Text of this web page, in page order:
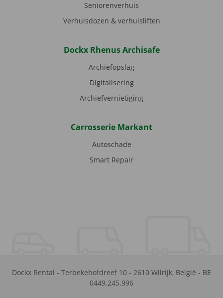
Seniorenverhuis
Verhuisdozen & verhuisliften
Dockx Rhenus Archisafe
Archiefopslag
Digitalisering
Archiefvernietiging
Carrosserie Markant
Autoschade
Smart Repair
Dockx Rental - Terbekehofdreef 10 - 2610 Wilrijk, België - BE
0449.245.996